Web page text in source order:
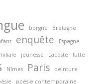
borgne
Bretagne
enquête Espagne
jeunesse Lacoste lutte
Nîmes Paris
peinture
poésie contemporaine